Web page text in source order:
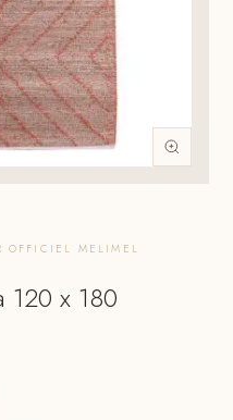
OFFICIEL MELIMEL
120 x 180